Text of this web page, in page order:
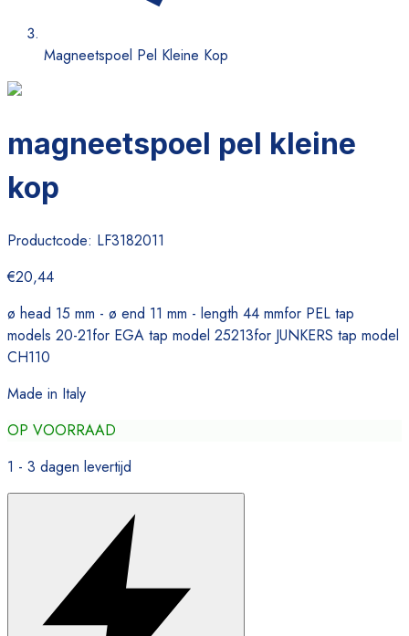
Magneetspoel Pel Kleine Kop
magneetspoel pel kleine
kop
Productcode: LF3182011
€20,44
ø head 15 mm - ø end 11 mm - length 44 mmfor PEL tap
models 20-21for EGA tap model 25213for JUNKERS tap model
CH110
Made in Italy
OP VOORRAAD
1 - 3 dagen levertijd